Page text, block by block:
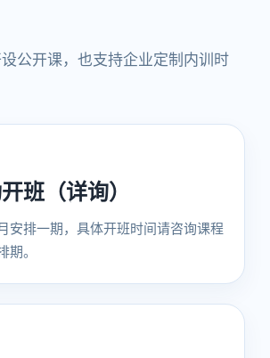
公开课，也支持企业定制内训时
班（详询）
安排一期，具体开班时间请咨询课程
期。